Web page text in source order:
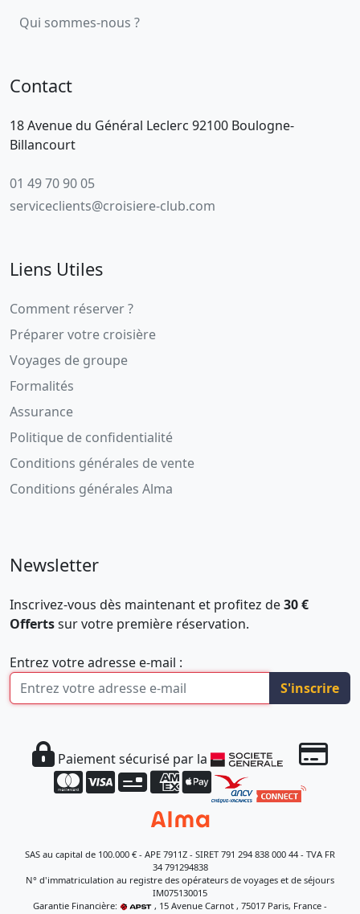
Qui sommes-nous ?
Contact
18 Avenue du Général Leclerc 92100 Boulogne-
Billancourt
01 49 70 90 05
serviceclients@croisiere-club.com
Liens Utiles
Comment réserver ?
Préparer votre croisière
Voyages de groupe
Formalités
Assurance
Politique de confidentialité
Conditions générales de vente
Conditions générales Alma
Newsletter
Inscrivez-vous dès maintenant et profitez de30 €
Offertssur votre première réservation.
Entrez votre adresse e-mail :
S'inscrire
Paiement sécurisé par la
SAS au capital de 100.000 € - APE 7911Z - SIRET 791 294 838 000 44 - TVA FR
34 791294838
N° d'immatriculation au registre des opérateurs de voyages et de séjours
IM075130015
Garantie Financière:
, 15 Avenue Carnot , 75017 Paris, France -